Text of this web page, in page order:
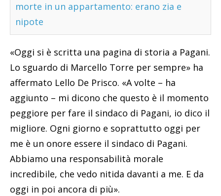
morte in un appartamento: erano zia e
nipote
«Oggi si è scritta una pagina di storia a Pagani.
Lo sguardo di Marcello Torre per sempre» ha
affermato Lello De Prisco. «A volte – ha
aggiunto – mi dicono che questo è il momento
peggiore per fare il sindaco di Pagani, io dico il
migliore. Ogni giorno e soprattutto oggi per
me è un onore essere il sindaco di Pagani.
Abbiamo una responsabilità morale
incredibile, che vedo nitida davanti a me. E da
oggi in poi ancora di più».